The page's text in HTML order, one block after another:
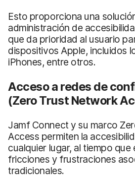
Esto proporciona una
administración de
que da prioridad al usuario
dispositivos Apple, incluidos
iPhones, entre otros.
Acceso a redes de
(Zero Trust Network
Jamf Connect y su marco
Access permiten la
cualquier lugar, al tiempo que
fricciones y frustraciones
tradicionales.